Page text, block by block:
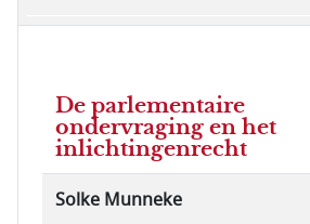
De parlementaire
ondervraging en het
inlichtingenrecht
Solke Munneke